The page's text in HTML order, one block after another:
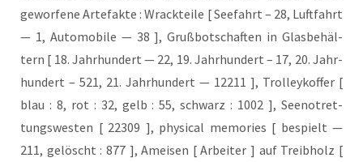
gewor­fe­ne Arte­fak­te : Wrack­tei­le [ See­fahrt – 28, Luft­fahrt
— 1, Auto­mo­bi­le — 38 ], Gruß­bot­schaf­ten in Glas­be­häl­
tern [ 18. Jahr­hun­dert — 22, 19. Jahr­hun­dert – 17, 20. Jahr­
hun­dert – 521, 21. Jahr­hun­dert — 12211 ], Trol­ley­kof­fer [
blau : 8, rot : 32, gelb : 55, schwarz : 1002 ], See­not­ret­
tungs­wes­ten [ 22309 ], phy­si­cal memo­ries [ bespielt —
211, gelöscht : 877 ], Amei­sen [ Arbei­ter ] auf Treib­holz [